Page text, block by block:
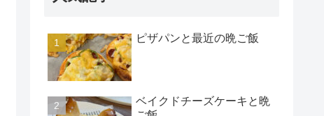
ピザパンと最近の晩ご飯
ベイクドチーズケーキと晩